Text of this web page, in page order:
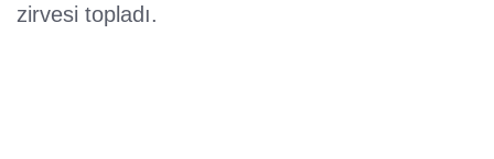
zirvesi topladı.